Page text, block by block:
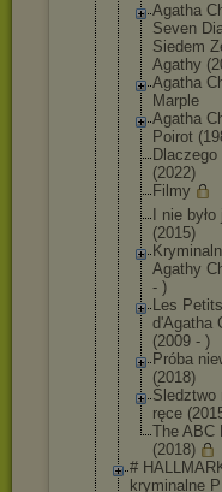
Agatha
Seven
Siedem
Agathy
Agatha
Marple
Agatha
Poirot
(2022)
Filmy
I nie
(2015)
Agathy
- )
Les
d'Agatha
(2009 - )
Próba
(2018)
Śledztwo
ręce
The ABC
(2018)
#
kryminalne